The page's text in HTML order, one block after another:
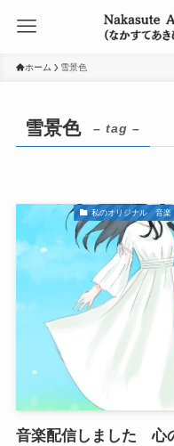
ホーム 雪景色
雪景色 – tag –
私のオリジナル 音
音楽配信しました 心